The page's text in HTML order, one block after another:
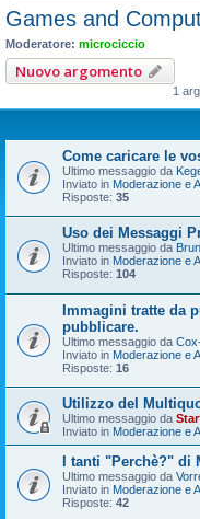
Games and
Moderatore: microciccio
Nuovo argomento
1
Come caricare le
Ultimo messaggio da
Inviato in Moderazione e
Risposte: 35
Uso dei Messaggi
Ultimo messaggio da
Inviato in Moderazione e
Risposte: 104
Immagini tratte da
pubblicare.
Ultimo messaggio da
Inviato in Moderazione e
Risposte: 16
Utilizzo del
Ultimo messaggio da
Inviato in Moderazione e
I tanti "Perchè?" di
Ultimo messaggio da
Inviato in Moderazione e
Risposte: 42